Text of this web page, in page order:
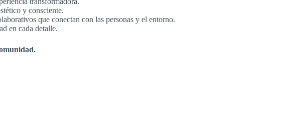
y consciente.
que conectan con las personas y el entorno.
en cada detalle.